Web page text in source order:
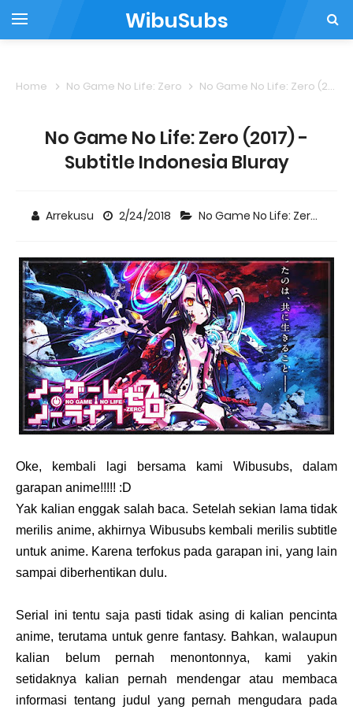
WibuSubs
Home No Game No Life: Zero No Game No Life: Zero (2017) - Subtitle Indonesia Bluray
No Game No Life: Zero (2017) -
Subtitle Indonesia Bluray
Arrekusu 2/24/2018 No Game No Life: Zero
Oke, kembali lagi bersama kami Wibusubs, dalam
garapan anime!!!!! :D
Yak kalian enggak salah baca. Setelah sekian lama tidak
merilis anime, akhirnya Wibusubs kembali merilis subtitle
untuk anime. Karena terfokus pada garapan ini, yang lain
sampai diberhentikan dulu.
Serial ini tentu saja pasti tidak asing di kalian pencinta
anime, terutama untuk genre fantasy. Bahkan, walaupun
kalian belum pernah menontonnya, kami yakin
setidaknya kalian pernah mendengar atau membaca
informasi tentang judul yang pernah mengudara pada